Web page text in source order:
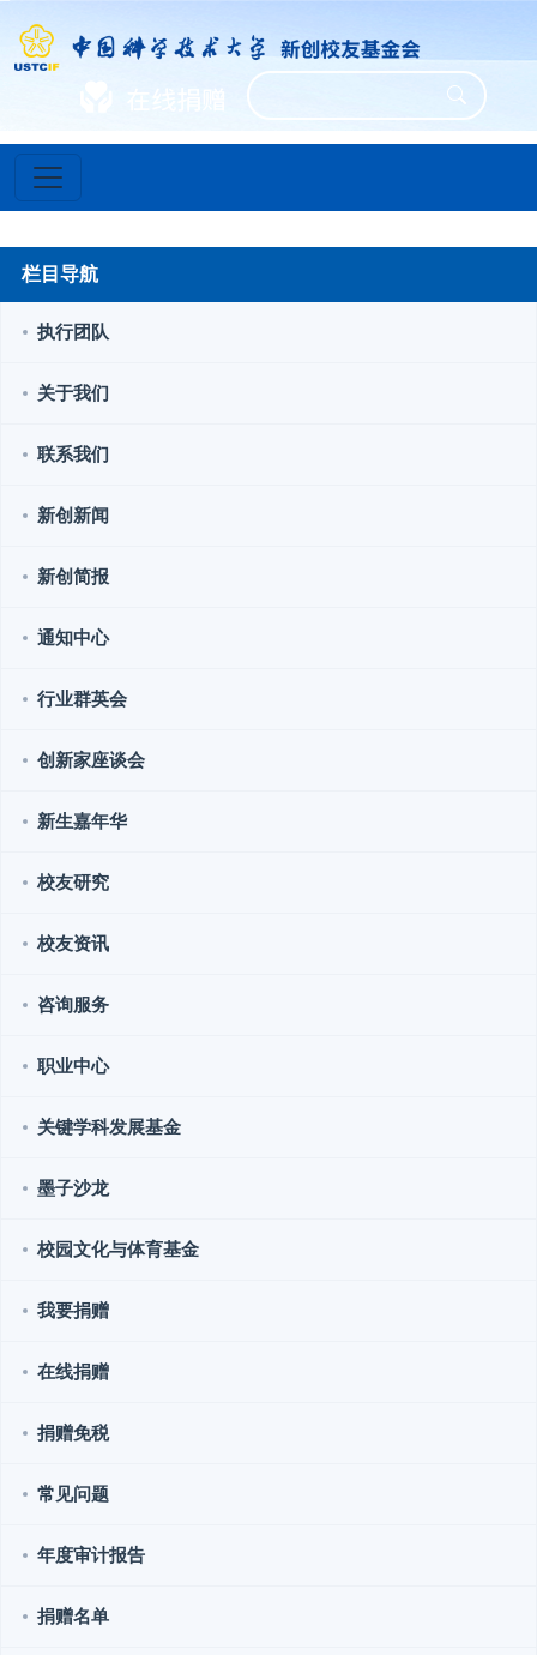
栏目导航
执行团队
关于我们
联系我们
新创新闻
新创简报
通知中心
行业群英会
创新家座谈会
新生嘉年华
校友研究
校友资讯
咨询服务
职业中心
关键学科发展基金
墨子沙龙
校园文化与体育基金
我要捐赠
在线捐赠
捐赠免税
常见问题
年度审计报告
捐赠名单